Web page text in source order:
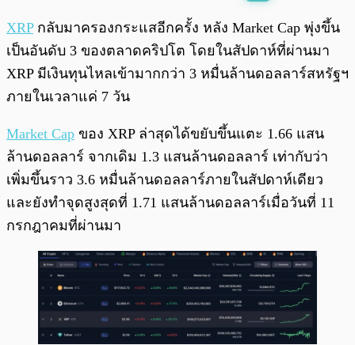
พร้อมเล่น 0:00
XRPกลับมาครองกระแสอีกครั้ง หลัง Market Cap พุ่งขึ้น
เป็นอันดับ 3 ของตลาดคริปโต โดยในสัปดาห์ที่ผ่านมา
XRP มีเงินทุนไหลเข้ามากกว่า 3 หมื่นล้านดอลลาร์สหรัฐฯ
ภายในเวลาแค่ 7 วัน
Market Cap ของ XRP ล่าสุดได้ขยับขึ้นแตะ 1.66 แสน
ล้านดอลลาร์ จากเดิม 1.3 แสนล้านดอลลาร์ เท่ากับว่า
เพิ่มขึ้นราว 3.6 หมื่นล้านดอลลาร์ภายในสัปดาห์เดียว
และยังทำจุดสูงสุดที่ 1.71 แสนล้านดอลลาร์เมื่อวันที่ 11
กรกฎาคมที่ผ่านมา